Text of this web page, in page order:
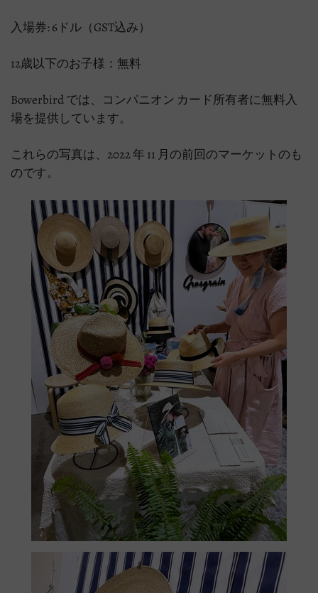
入場券: 6ドル（GST込み）
12歳以下のお子様：無料
Bowerbird では、コンパニオン カード所有者に無料入
場を提供しています。
これらの写真は、2022 年 11 月の前回のマーケットのも
のです。